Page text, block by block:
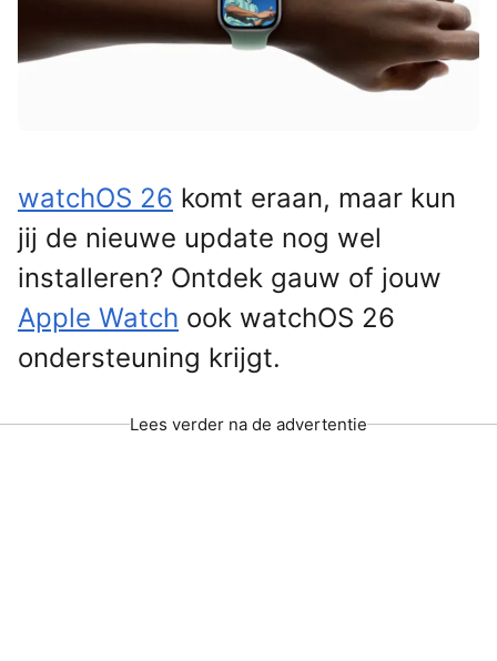
watchOS 26 komt eraan, maar kun
jij de nieuwe update nog wel
installeren? Ontdek gauw of jouw
Apple Watch ook watchOS 26
ondersteuning krijgt.
Lees verder na de advertentie